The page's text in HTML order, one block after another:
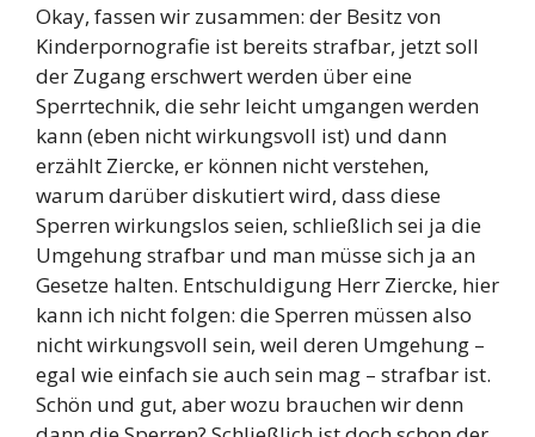
Okay, fassen wir zusammen: der Besitz von
Kinderpornografie ist bereits strafbar, jetzt soll
der Zugang erschwert werden über eine
Sperrtechnik, die sehr leicht umgangen werden
kann (eben nicht wirkungsvoll ist) und dann
erzählt Ziercke, er können nicht verstehen,
warum darüber diskutiert wird, dass diese
Sperren wirkungslos seien, schließlich sei ja die
Umgehung strafbar und man müsse sich ja an
Gesetze halten. Entschuldigung Herr Ziercke, hier
kann ich nicht folgen: die Sperren müssen also
nicht wirkungsvoll sein, weil deren Umgehung –
egal wie einfach sie auch sein mag – strafbar ist.
Schön und gut, aber wozu brauchen wir denn